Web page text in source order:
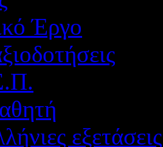
Έργο
εξετάσεις